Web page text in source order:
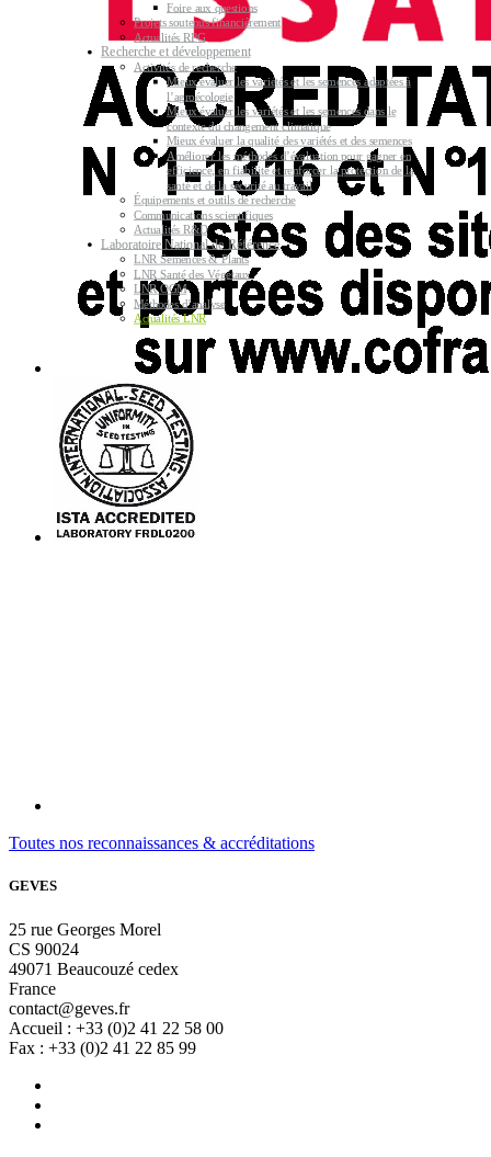
Toutes nos reconnaissances & accréditations
GEVES
25 rue Georges Morel
CS 90024
49071 Beaucouzé cedex
France
contact@geves.fr
Accueil : +33 (0)2 41 22 58 00
Fax : +33 (0)2 41 22 85 99
Foire aux questions
Projets soutenus financièrement
Actualités RPG
Recherche et développement
Activités de recherche
Mieux évaluer les variétés et les semences adaptées à
l’agroécologie
Mieux évaluer les variétés et les semences dans le
contexte du changement climatique
Mieux évaluer la qualité des variétés et des semences
Améliorer les méthodes d’évaluation pour gagner en
efficience, en fiabilité et renforcer la protection de la
santé et de la sécurité au travail
Équipements et outils de recherche
Communications scientifiques
Actualités R&D
Laboratoire National de Référence
LNR Semences & Plants
LNR Santé des Végétaux
LNR OGM
Méthodes d’analyse
Actualités LNR